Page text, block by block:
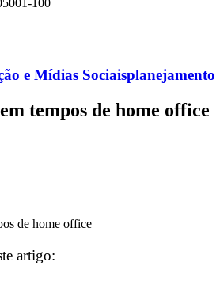
e Mídias Sociais
tempos de home office
artigo: